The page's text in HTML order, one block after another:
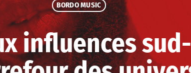
BORDO MUSIC
influences